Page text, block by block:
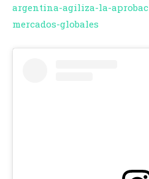
argentina-agiliza-la-
mercados-globales